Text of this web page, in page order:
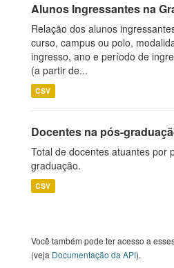
Alunos Ingressantes na
Relação dos alunos
curso, campus ou polo,
ingresso, ano e período de
(a partir de...
CSV
Docentes na pós-
Total de docentes atuantes por
graduação.
CSV
Você também pode ter acesso a
(veja Documentação da API).